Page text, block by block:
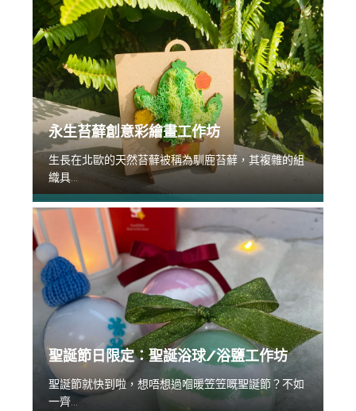
永生苔蘚創意彩繪畫工作坊
生長在北歐的天然苔蘚被稱為馴鹿苔蘚，其複雜的組
織具...
聖誕節日限定：聖誕浴球/浴鹽工作坊
聖誕節就快到啦，想唔想過嗰暖笠笠嘅聖誕節？不如
一齊...